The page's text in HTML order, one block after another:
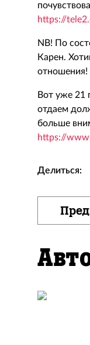
https://
NB! По
Карен.
отношения!
Вот уже 21
отдаем
больше
https://
Делиться: